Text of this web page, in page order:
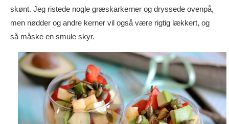
skønt. Jeg ristede nogle græskarkerner og dryssede ovenpå,
men nødder og andre kerner vil også være rigtig lækkert, og
så måske en smule skyr.